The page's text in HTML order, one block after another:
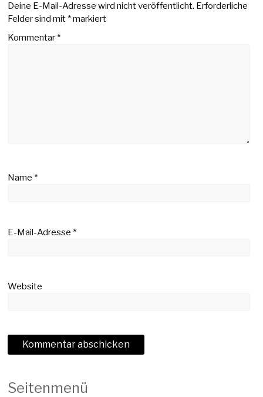
Deine E-Mail-Adresse wird nicht veröffentlicht. Erforderliche
Felder sind mit*markiert
Kommentar*
Name*
E-Mail-Adresse*
Website
Seitenmenü